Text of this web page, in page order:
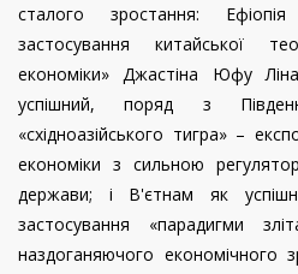
сталого зростання:
застосування китайської
економіки» Джастіна Юфу
успішний, поряд з
«східноазійського тигра» –
економіки з сильною
держави; і В'єтнам як
застосування «парадигми
наздоганяючого економічного